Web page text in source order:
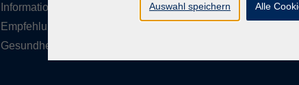
Informationen
Empfehlungen
Gesundheitskurse
Tel: 09174 4749 0
Auswahl speichern Alle